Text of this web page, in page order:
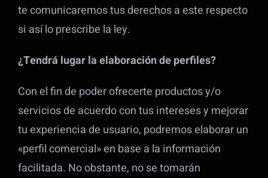
te comunicaremos tus derechos a este respecto
si así lo prescribe la ley.
¿Tendrá lugar la elaboración de perfiles?
Con el fin de poder ofrecerte productos y/o
servicios de acuerdo con tus intereses y mejorar
tu experiencia de usuario, podremos elaborar un
«perfil comercial» en base a la información
facilitada. No obstante, no se tomarán